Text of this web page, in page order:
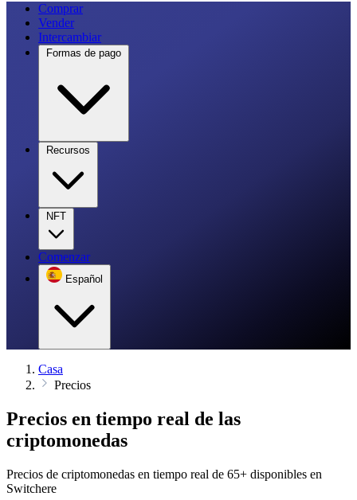
Comprar
Vender
Intercambiar
Formas de pago
Recursos
NFT
Comenzar
Español
Casa
Precios
Precios en tiempo real de las
criptomonedas
Precios de criptomonedas en tiempo real de 65+ disponibles en
Switchere